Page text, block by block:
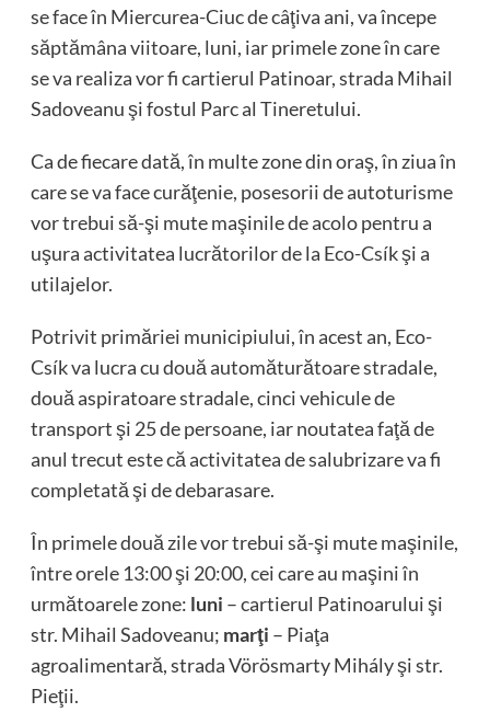
se face în Miercurea-Ciuc de câţiva ani, va începe
săptămâna viitoare, luni, iar primele zone în care
se va realiza vor fi cartierul Patinoar, strada Mihail
Sadoveanu şi fostul Parc al Tineretului.
Ca de fiecare dată, în multe zone din oraş, în ziua în
care se va face curăţenie, posesorii de autoturisme
vor trebui să-şi mute maşinile de acolo pentru a
uşura activitatea lucrătorilor de la Eco-Csík şi a
utilajelor.
Potrivit primăriei municipiului, în acest an, Eco-
Csík va lucra cu două automăturătoare stradale,
două aspiratoare stradale, cinci vehicule de
transport şi 25 de persoane, iar noutatea faţă de
anul trecut este că activitatea de salubrizare va fi
completată şi de debarasare.
În primele două zile vor trebui să-şi mute maşinile,
între orele 13:00 şi 20:00, cei care au maşini în
următoarele zone: luni – cartierul Patinoarului şi
str. Mihail Sadoveanu; marţi – Piaţa
agroalimentară, strada Vörösmarty Mihály şi str.
Pieţii.